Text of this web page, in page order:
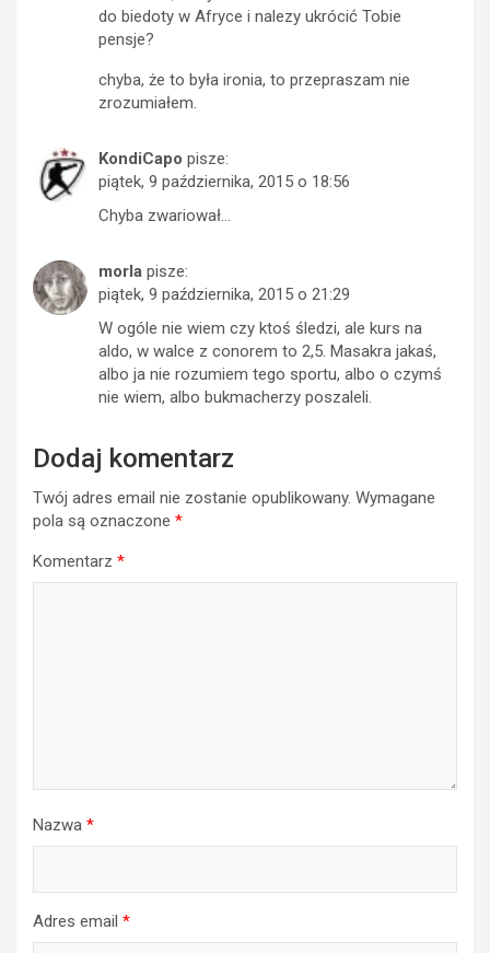
do biedoty w Afryce i nalezy ukrócić Tobie
pensje?
chyba, że to była ironia, to przepraszam nie
zrozumiałem.
KondiCapo pisze:
piątek, 9 października, 2015 o 18:56
Chyba zwariował…
morla pisze:
piątek, 9 października, 2015 o 21:29
W ogóle nie wiem czy ktoś śledzi, ale kurs na
aldo, w walce z conorem to 2,5. Masakra jakaś,
albo ja nie rozumiem tego sportu, albo o czymś
nie wiem, albo bukmacherzy poszaleli.
Dodaj komentarz
Twój adres email nie zostanie opublikowany. Wymagane
pola są oznaczone *
Komentarz *
Nazwa *
Adres email *